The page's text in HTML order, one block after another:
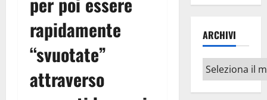
rapidamente
“svuotate”
attraverso
ARCHIVI
Archivi